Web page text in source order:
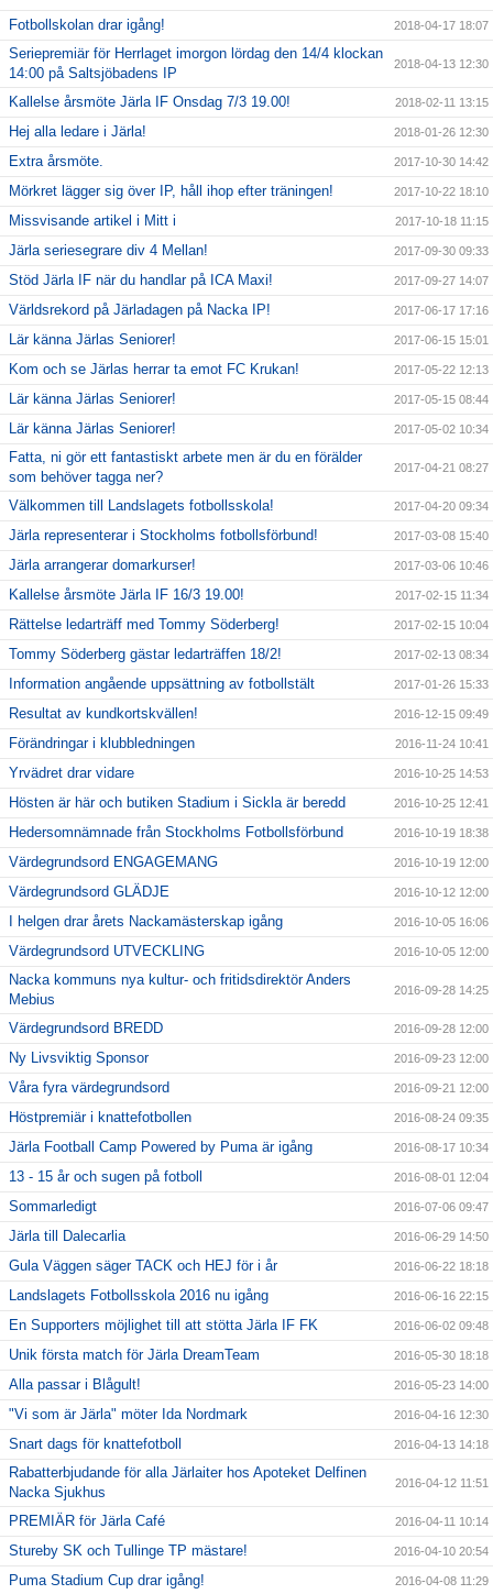
Fotbollskolan drar igång! 2018-04-17 18:07
Seriepremiär för Herrlaget imorgon lördag den 14/4 klockan
14:00 på Saltsjöbadens IP
2018-04-13 12:30
Kallelse årsmöte Järla IF Onsdag 7/3 19.00! 2018-02-11 13:15
Hej alla ledare i Järla! 2018-01-26 12:30
Extra årsmöte. 2017-10-30 14:42
Mörkret lägger sig över IP, håll ihop efter träningen! 2017-10-22 18:10
Missvisande artikel i Mitt i 2017-10-18 11:15
Järla seriesegrare div 4 Mellan! 2017-09-30 09:33
Stöd Järla IF när du handlar på ICA Maxi! 2017-09-27 14:07
Världsrekord på Järladagen på Nacka IP! 2017-06-17 17:16
Lär känna Järlas Seniorer! 2017-06-15 15:01
Kom och se Järlas herrar ta emot FC Krukan! 2017-05-22 12:13
Lär känna Järlas Seniorer! 2017-05-15 08:44
Lär känna Järlas Seniorer! 2017-05-02 10:34
Fatta, ni gör ett fantastiskt arbete men är du en förälder
som behöver tagga ner?
2017-04-21 08:27
Välkommen till Landslagets fotbollsskola! 2017-04-20 09:34
Järla representerar i Stockholms fotbollsförbund! 2017-03-08 15:40
Järla arrangerar domarkurser! 2017-03-06 10:46
Kallelse årsmöte Järla IF 16/3 19.00! 2017-02-15 11:34
Rättelse ledarträff med Tommy Söderberg! 2017-02-15 10:04
Tommy Söderberg gästar ledarträffen 18/2! 2017-02-13 08:34
Information angående uppsättning av fotbollstält 2017-01-26 15:33
Resultat av kundkortskvällen! 2016-12-15 09:49
Förändringar i klubbledningen 2016-11-24 10:41
Yrvädret drar vidare 2016-10-25 14:53
Hösten är här och butiken Stadium i Sickla är beredd 2016-10-25 12:41
Hedersomnämnade från Stockholms Fotbollsförbund 2016-10-19 18:38
Värdegrundsord ENGAGEMANG 2016-10-19 12:00
Värdegrundsord GLÄDJE 2016-10-12 12:00
I helgen drar årets Nackamästerskap igång 2016-10-05 16:06
Värdegrundsord UTVECKLING 2016-10-05 12:00
Nacka kommuns nya kultur- och fritidsdirektör Anders
Mebius
2016-09-28 14:25
Värdegrundsord BREDD 2016-09-28 12:00
Ny Livsviktig Sponsor 2016-09-23 12:00
Våra fyra värdegrundsord 2016-09-21 12:00
Höstpremiär i knattefotbollen 2016-08-24 09:35
Järla Football Camp Powered by Puma är igång 2016-08-17 10:34
13 - 15 år och sugen på fotboll 2016-08-01 12:04
Sommarledigt 2016-07-06 09:47
Järla till Dalecarlia 2016-06-29 14:50
Gula Väggen säger TACK och HEJ för i år 2016-06-22 18:18
Landslagets Fotbollsskola 2016 nu igång 2016-06-16 22:15
En Supporters möjlighet till att stötta Järla IF FK 2016-06-02 09:48
Unik första match för Järla DreamTeam 2016-05-30 18:18
Alla passar i Blågult! 2016-05-23 14:00
"Vi som är Järla" möter Ida Nordmark 2016-04-16 12:30
Snart dags för knattefotboll 2016-04-13 14:18
Rabatterbjudande för alla Järlaiter hos Apoteket Delfinen
Nacka Sjukhus
2016-04-12 11:51
PREMIÄR för Järla Café 2016-04-11 10:14
Stureby SK och Tullinge TP mästare! 2016-04-10 20:54
Puma Stadium Cup drar igång! 2016-04-08 11:29